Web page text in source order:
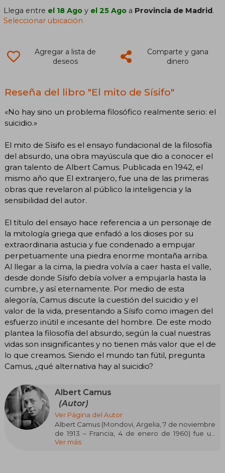
Llega entre el 18 Ago y el 25 Ago a Provincia de Madrid.
Seleccionar ubicación
Agregar a lista de
deseos
Comparte y gana
dinero
Reseña del libro "El mito de Sísifo"
«No hay sino un problema filosófico realmente serio: el
suicidio.»
El mito de Sísifo es el ensayo fundacional de la filosofía
del absurdo, una obra mayúscula que dio a conocer el
gran talento de Albert Camus. Publicada en 1942, el
mismo año que El extranjero, fue una de las primeras
obras que revelaron al público la inteligencia y la
sensibilidad del autor.
El título del ensayo hace referencia a un personaje de
la mitología griega que enfadó a los dioses por su
extraordinaria astucia y fue condenado a empujar
perpetuamente una piedra enorme montaña arriba.
Al llegar a la cima, la piedra volvía a caer hasta el valle,
desde donde Sísifo debía volver a empujarla hasta la
cumbre, y así eternamente. Por medio de esta
alegoría, Camus discute la cuestión del suicidio y el
valor de la vida, presentando a Sísifo como imagen del
esfuerzo inútil e incesante del hombre. De este modo
plantea la filosofía del absurdo, según la cual nuestras
vidas son insignificantes y no tienen más valor que el de
lo que creamos. Siendo el mundo tan fútil, pregunta
Camus, ¿qué alternativa hay al suicidio?
Albert Camus
(Autor)
Ver Página del Autor
Albert Camus (Mondovi, Argelia, 7 de noviembre
de 1913 – Francia, 4 de enero de 1960) fue un
novelista, ensayista y filósofo francés, cuya
Ver más